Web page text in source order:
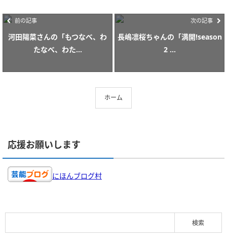
前の記事
河田陽菜さんの「もつなべ、わ
たなべ、わた...
次の記事
長嶋凛桜ちゃんの「満開!season
2 ...
ホーム
応援お願いします
にほんブログ村